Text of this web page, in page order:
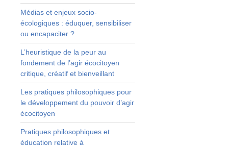
Médias et enjeux socio-
écologiques : éduquer, sensibiliser
ou encapaciter ?
L’heuristique de la peur au
fondement de l’agir écocitoyen
critique, créatif et bienveillant
Les pratiques philosophiques pour
le développement du pouvoir d’agir
écocitoyen
Pratiques philosophiques et
éducation relative à